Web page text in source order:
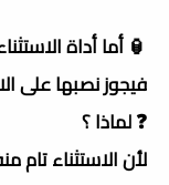
🏮 أما أداة
فيجوز نصبها على
❓ لماذا ؟
لأن الاستثناء تام